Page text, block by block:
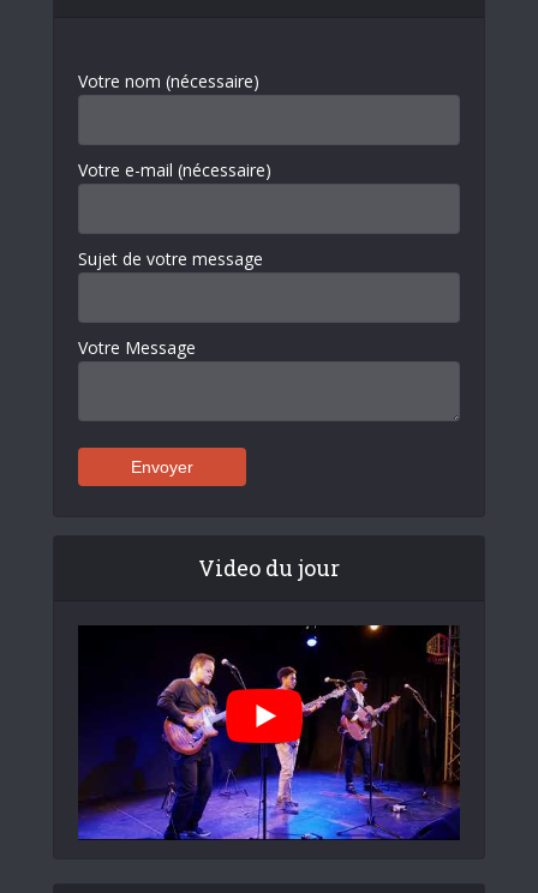
Votre nom (nécessaire)
Votre e-mail (nécessaire)
Sujet de votre message
Votre Message
Video du jour